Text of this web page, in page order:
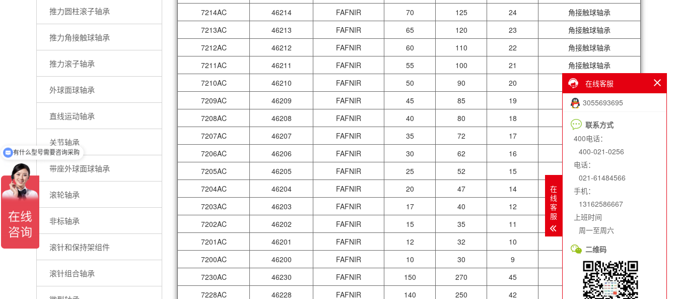
推力圆柱滚子轴承
推力角接触球轴承
推力滚子轴承
外球面球轴承
直线运动轴承
关节轴承
带座外球面球轴承
滚轮轴承
非标轴承
滚针和保持架组件
滚针组合轴承
7214AC
46214 FAFNIR 70 125 24
角接触球轴承
7213AC
46213 FAFNIR 65 120 23
角接触球轴承
7212AC
46212 FAFNIR 60 110 22
角接触球轴承
7211AC
46211 FAFNIR 55 100 21
角接触球轴承
7210AC
46210 FAFNIR 50 90 20
角接触球轴承
7209AC
46209 FAFNIR 45 85 19
角接触球轴承
7208AC
46208 FAFNIR 40 80 18
角接触球轴承
7207AC
46207 FAFNIR 35 72 17
角接触球轴承
7206AC
46206 FAFNIR 30 62 16
角接触球轴承
7205AC
46205 FAFNIR 25 52 15
角接触球轴承
7204AC
46204 FAFNIR 20 47 14
角接触球轴承
7203AC
46203 FAFNIR 17 40 12
角接触球轴承
7202AC
46202 FAFNIR 15 35 11
角接触球轴承
7201AC
46201 FAFNIR 12 32 10
7200AC
46200 FAFNIR 10 30 9
角接触球轴承
7230AC
46230 FAFNIR 150 270 45
角接触球轴承
7228AC
46228 FAFNIR 140 250 42
角接触球轴承
在线客服
3055693695
联系方式
400电话：
400-021-0256
电话：
021-61484566
手机：
13162586667
上班时间
周一至周六
二维码
在
线
客
服
欢迎您咨询！13162586667